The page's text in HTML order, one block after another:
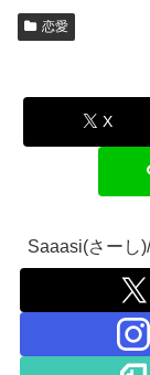
恋愛
X
Saaasi(さーし